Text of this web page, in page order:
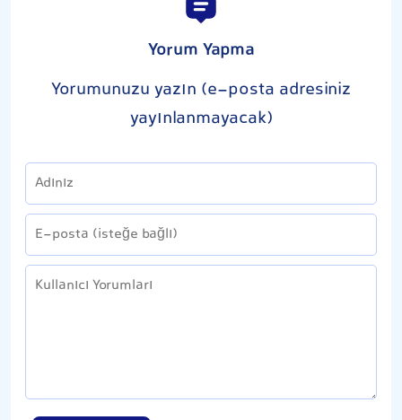
Yorum Yapma
Yorumunuzu yazın (e-posta adresiniz
yayınlanmayacak)